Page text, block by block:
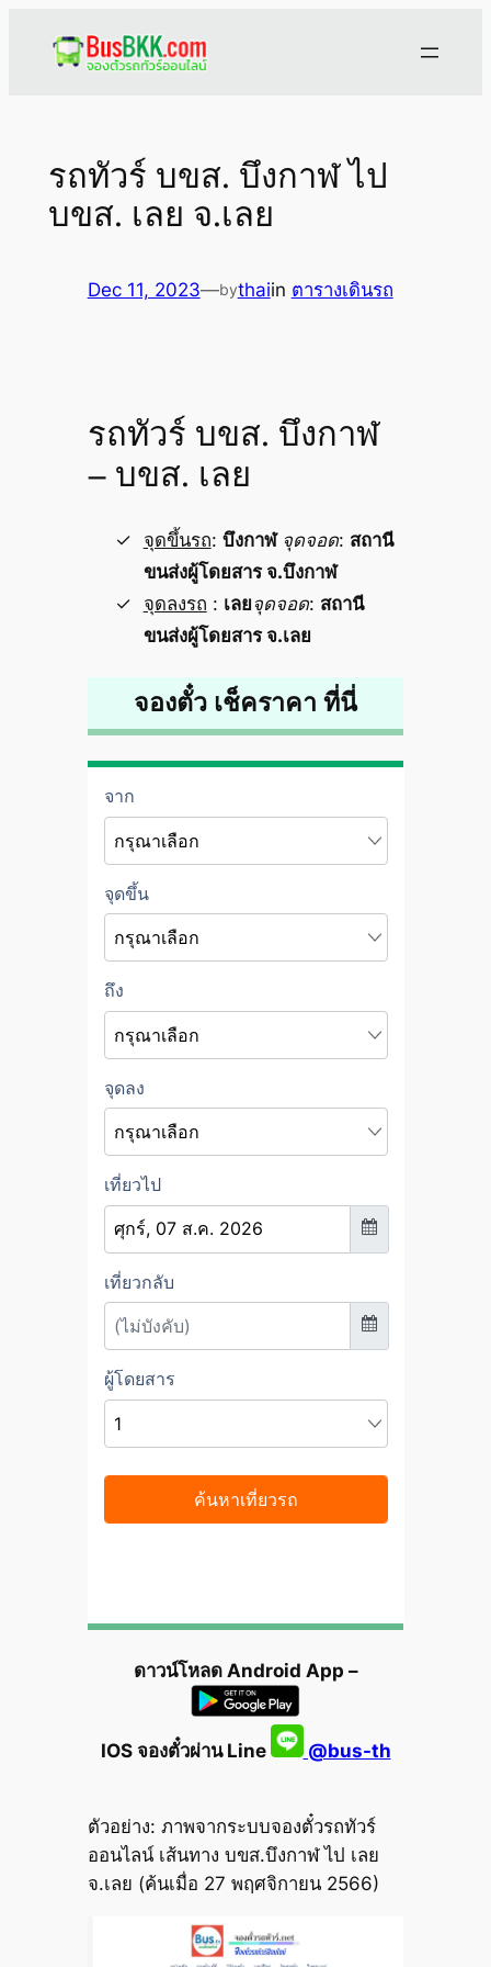
รถทัวร์ บขส. บึงกาฬ ไป
บขส. เลย จ.เลย
Dec 11, 2023—bythaiin ตารางเดินรถ
รถทัวร์ บขส. บึงกาฬ
– บขส. เลย
จุดขึ้นรถ: บึงกาฬ จุดจอด: สถานี
ขนส่งผู้โดยสาร จ.บึงกาฬ
จุดลงรถ : เลย จุดจอด: สถานี
ขนส่งผู้โดยสาร จ.เลย
จองตั๋ว เช็คราคา ที่นี่
ดาวน์โหลด Android App –
IOS จองตั๋วผ่าน Line @bus-th
ตัวอย่าง: ภาพจากระบบจองตั๋วรถทัวร์
ออนไลน์ เส้นทาง บขส.บึงกาฬ ไป เลย
จ.เลย (ค้นเมื่อ 27 พฤศจิกายน 2566)